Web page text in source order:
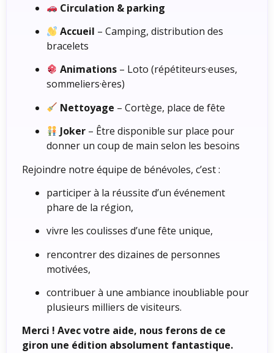
Circulation & parking
Accueil – Camping, distribution des
bracelets
Animations – Loto (répétiteurs·euses,
sommeliers·ères)
Nettoyage – Cortège, place de fête
Joker – Être disponible sur place pour
donner un coup de main selon les besoins
Rejoindre notre équipe de bénévoles, c’est :
participer à la réussite d’un événement
phare de la région,
vivre les coulisses d’une fête unique,
rencontrer des dizaines de personnes
motivées,
contribuer à une ambiance inoubliable pour
plusieurs milliers de visiteurs.
Merci ! Avec votre aide, nous ferons de ce
giron une édition absolument fantastique.